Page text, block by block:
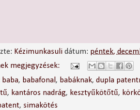
Kézimunkasuli dátum: péntek,
megjegyzések:
baba, babafonal , babáknak,dupla
, kantáros nadrág, kesztyűkötőtű,
, simakötés